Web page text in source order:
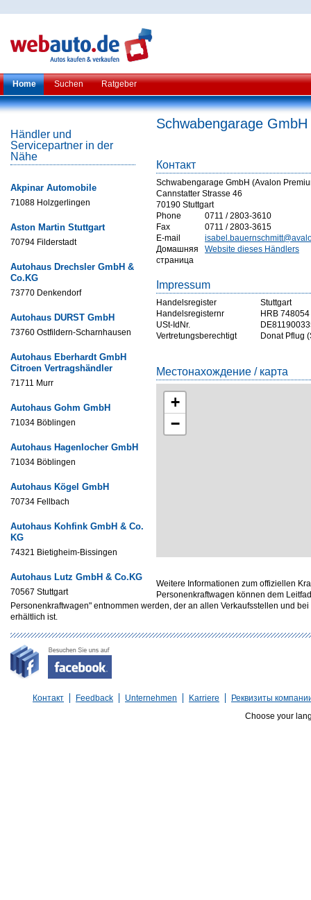
Home Suchen Ratgeber
Händler und
Servicepartner in der
Nähe
Akpinar Automobile
71088 Holzgerlingen
Aston Martin Stuttgart
70794 Filderstadt
Autohaus Drechsler GmbH &
Co.KG
73770 Denkendorf
Autohaus DURST GmbH
73760 Ostfildern-Scharnhausen
Autohaus Eberhardt GmbH
Citroen Vertragshändler
71711 Murr
Autohaus Gohm GmbH
71034 Böblingen
Autohaus Hagenlocher GmbH
71034 Böblingen
Autohaus Kögel GmbH
70734 Fellbach
Autohaus Kohfink GmbH & Co.
KG
74321 Bietigheim-Bissingen
Autohaus Lutz GmbH & Co.KG
70567 Stuttgart
Schwabengarage
Контакт
Schwabengarage GmbH (Avalon
Cannstatter Strasse 46
70190 Stuttgart
Phone
0711 / 2803-3610
Fax
0711 / 2803-3615
E-mail
Домашняя
страница
Website dieses Händlers
Impressum
Handelsregister
Stuttgart
Handelsregisternr
HRB 748054
USt-IdNr.
Vertretungsberechtigt
Donat Pflug
Местонахождение / карта
+
−
Weitere Informationen zum offiziellen
Personenkraftwagen können dem
Personenkraftwagen" entnommen werden, der an allen Verkaufsstellen und
erhältlich ist.
Контакт Feedback Unternehmen Karriere
Реквизиты
Choose your